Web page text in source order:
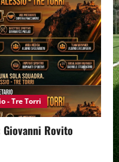
- Tre Torri
Rovito